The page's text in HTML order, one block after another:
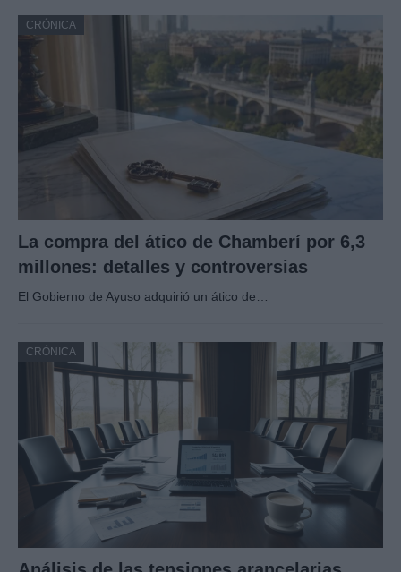
CRÓNICA
La compra del ático de Chamberí por 6,3
millones: detalles y controversias
El Gobierno de Ayuso adquirió un ático de…
CRÓNICA